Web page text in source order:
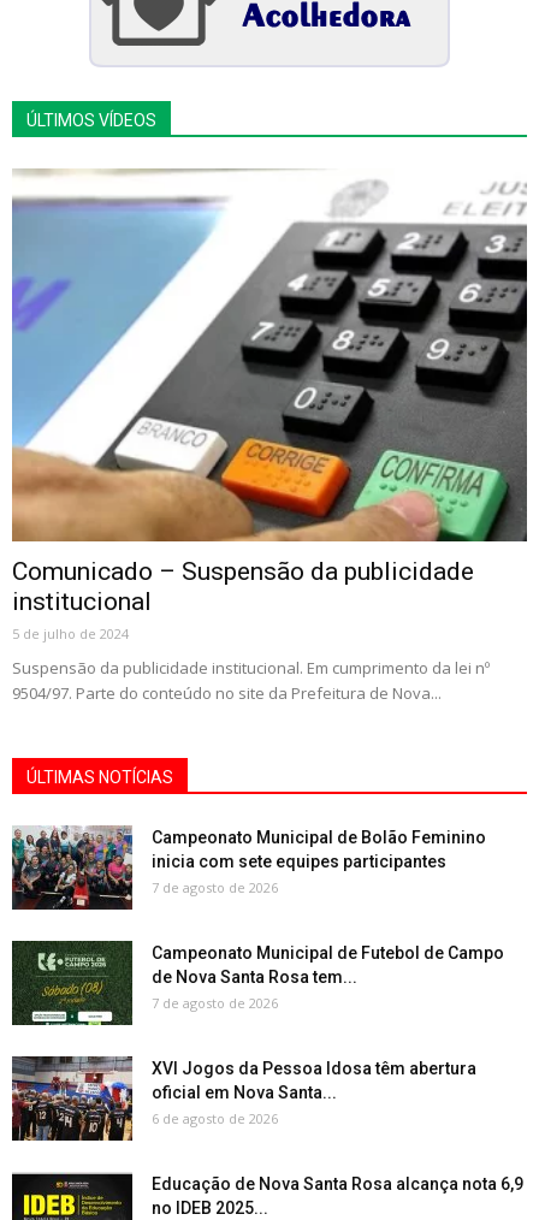
ÚLTIMOS VÍDEOS
Comunicado – Suspensão da publicidade
institucional
5 de julho de 2024
Suspensão da publicidade institucional. Em cumprimento da lei nº
9504/97. Parte do conteúdo no site da Prefeitura de Nova...
ÚLTIMAS NOTÍCIAS
Campeonato Municipal de Bolão Feminino
inicia com sete equipes participantes
7 de agosto de 2026
Campeonato Municipal de Futebol de Campo
de Nova Santa Rosa tem...
7 de agosto de 2026
XVI Jogos da Pessoa Idosa têm abertura
oficial em Nova Santa...
6 de agosto de 2026
Educação de Nova Santa Rosa alcança nota 6,9
no IDEB 2025...